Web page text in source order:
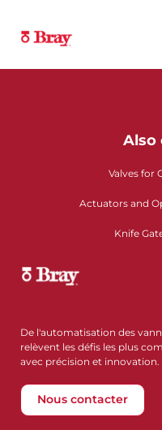
Also
Valves for
Actuators and
Knife
De l'automatisation des
relèvent les défis les plus
avec précision et innovation.
Nous contacter